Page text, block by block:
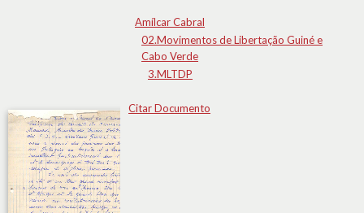
Amílcar Cabral
02.Movimentos de Libertação Guiné e
Cabo Verde
3.MLTDP
Citar Documento